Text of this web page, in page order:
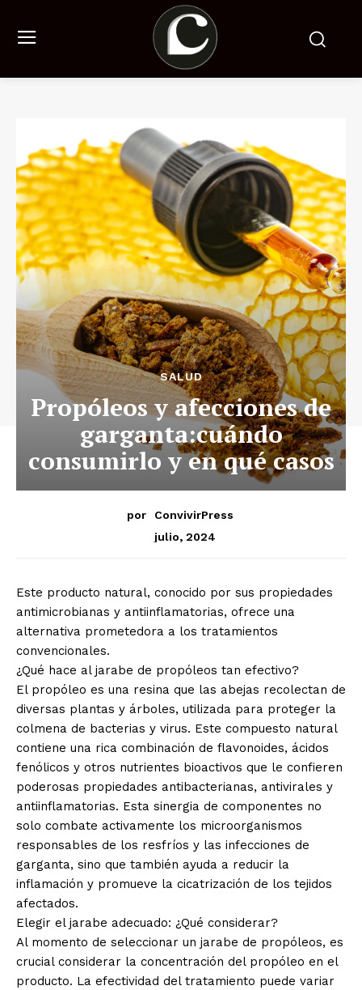
SALUD
Propóleos y afecciones de
garganta:cuándo
consumirlo y en qué casos
por
ConvivirPress
julio, 2024
Este producto natural, conocido por sus propiedades
antimicrobianas y antiinflamatorias, ofrece una
alternativa prometedora a los tratamientos
convencionales.
¿Qué hace al jarabe de propóleos tan efectivo?
El propóleo es una resina que las abejas recolectan de
diversas plantas y árboles, utilizada para proteger la
colmena de bacterias y virus. Este compuesto natural
contiene una rica combinación de flavonoides, ácidos
fenólicos y otros nutrientes bioactivos que le confieren
poderosas propiedades antibacterianas, antivirales y
antiinflamatorias. Esta sinergia de componentes no
solo combate activamente los microorganismos
responsables de los resfríos y las infecciones de
garganta, sino que también ayuda a reducir la
inflamación y promueve la cicatrización de los tejidos
afectados.
Elegir el jarabe adecuado: ¿Qué considerar?
Al momento de seleccionar un jarabe de propóleos, es
crucial considerar la concentración del propóleo en el
producto. La efectividad del tratamiento puede variar